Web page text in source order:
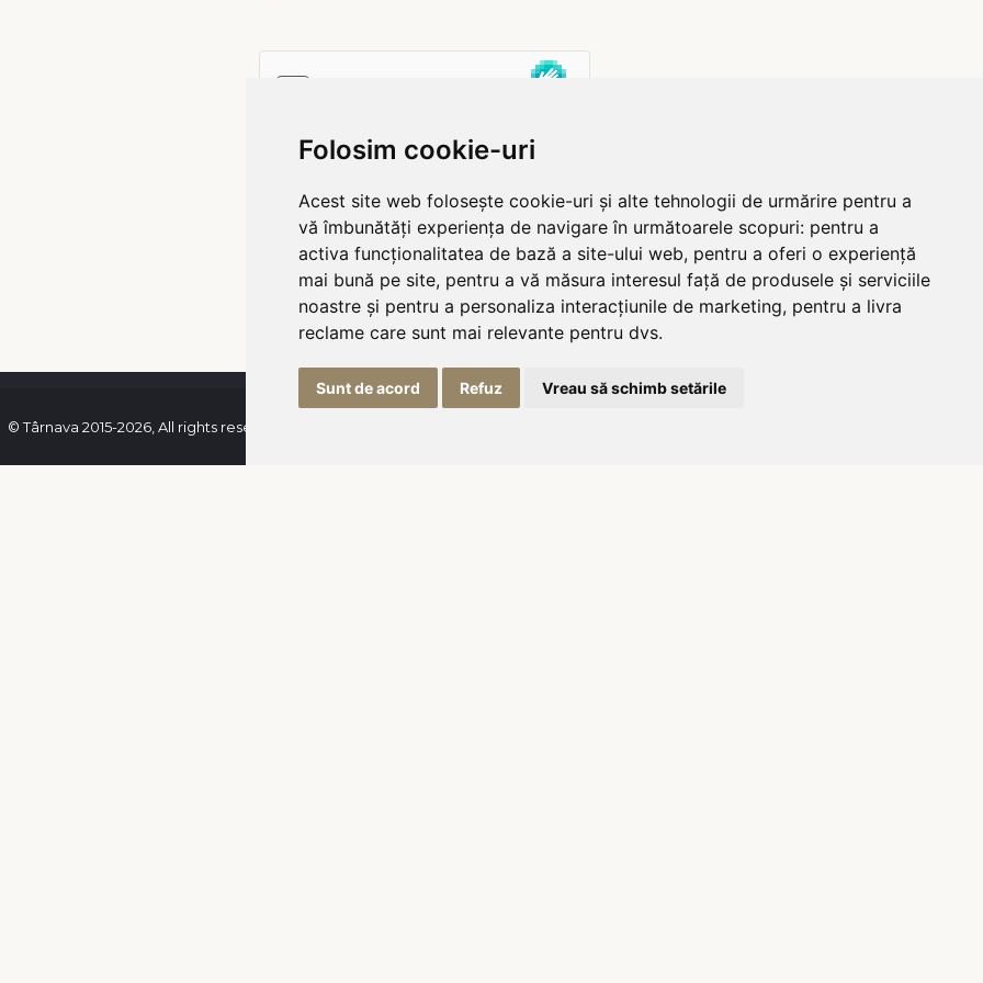
Folosim cookie-uri
Acest site web folosește cookie-uri și alte tehnologii de urmărire pentru a
vă îmbunătăți experiența de navigare în următoarele scopuri: pentru a
activa funcționalitatea de bază a site-ului web, pentru a oferi o experiență
mai bună pe site, pentru a vă măsura interesul față de produsele și serviciile
noastre și pentru a personaliza interacțiunile de marketing, pentru a livra
reclame care sunt mai relevante pentru dvs.
Sunt de acord Refuz Vreau să schimb setările
© Târnava 2015-2026, All rights reserved | Programator